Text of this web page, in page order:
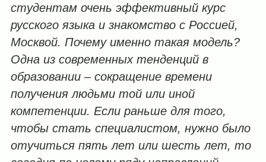
студентам очень эффективный курс
русского языка и знакомство с Россией,
Москвой. Почему именно такая модель?
Одна из современных тенденций в
образовании – сокращение времени
получения людьми той или иной
компетенции. Если раньше для того,
чтобы стать специалистом, нужно было
отучиться пять лет или шесть лет, то